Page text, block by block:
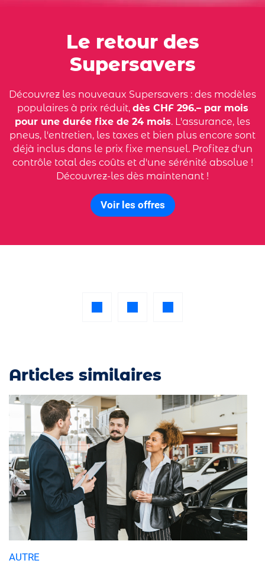
Le retour des
Supersavers
Découvrez les nouveaux Supersavers : des modèles
populaires à prix réduit, dès CHF 296.– par mois
pour une durée fixe de 24 mois. L'assurance, les
pneus, l'entretien, les taxes et bien plus encore sont
déjà inclus dans le prix fixe mensuel. Profitez d'un
contrôle total des coûts et d'une sérénité absolue !
Découvrez-les dès maintenant !
Voir les offres
Articles similaires
AUTRE